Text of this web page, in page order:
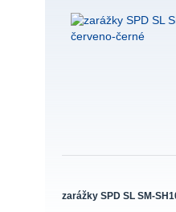
zarážky SPD SL SM-